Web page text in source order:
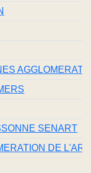
SENART
DE